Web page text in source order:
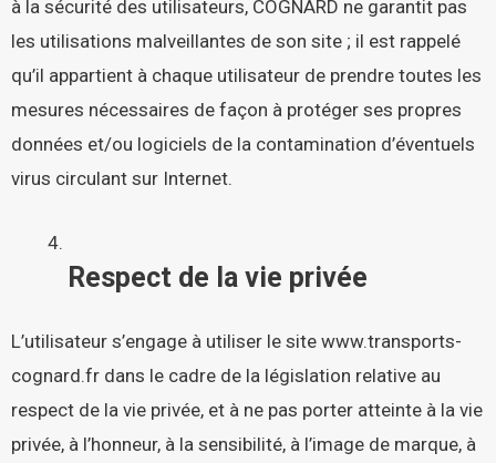
à la sécurité des utilisateurs, COGNARD ne garantit pas
les utilisations malveillantes de son site ; il est rappelé
qu’il appartient à chaque utilisateur de prendre toutes les
mesures nécessaires de façon à protéger ses propres
données et/ou logiciels de la contamination d’éventuels
virus circulant sur Internet.
Respect de la vie privée
L’utilisateur s’engage à utiliser le site www.transports-
cognard.fr dans le cadre de la législation relative au
respect de la vie privée, et à ne pas porter atteinte à la vie
privée, à l’honneur, à la sensibilité, à l’image de marque, à